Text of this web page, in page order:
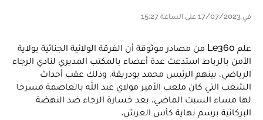
في 17/07/2023 على الساعة 15:27
علم Le360 من مصادر موثوقة أن الفرقة الولائية الجنائية بولاية
الأمن بالرباط استدعت عدة أعضاء بالمكتب المديري لنادي الرجاء
الرياضي، بينهم الرئيس محمد بودريقة، وذلك عقب أحداث
الشغب التي كان ملعب الأمير مولاي عبد الله بالعاصمة مسرحا
لها مساء السبت الماضي، بعد خسارة الرجاء ضد النهضة
البركانية برسم نهاية كأس العرش.